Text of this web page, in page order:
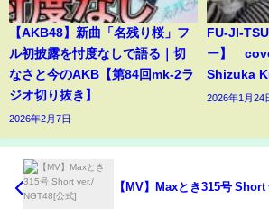
【AKB48】新曲「名残り桜」フ
ル初披露を忖度なしで語る｜切
なさと今のAKB【第84回mk-2ラ
ジオ切り抜き】
2026年2月7日
FU-JI-
ー】
Shizuka
2026年1月24
【MV】Maxとき315号